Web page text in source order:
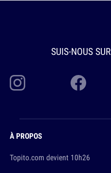
SUIS-NOUS SUR
À PROPOS
Topito.com devient 10h26